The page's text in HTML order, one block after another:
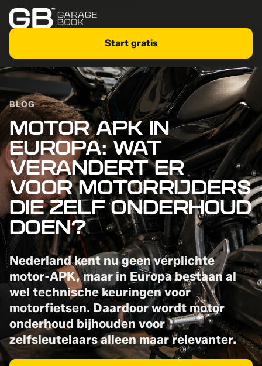
Start gratis
BLOG
MOTOR APK IN
EUROPA: WAT
VERANDERT ER
VOOR MOTORRIJDERS
DIE ZELF ONDERHOUD
DOEN?
Nederland kent nu geen verplichte
motor-APK, maar in Europa bestaan al
wel technische keuringen voor
motorfietsen. Daardoor wordt motor
onderhoud bijhouden voor
zelfsleutelaars alleen maar relevanter.